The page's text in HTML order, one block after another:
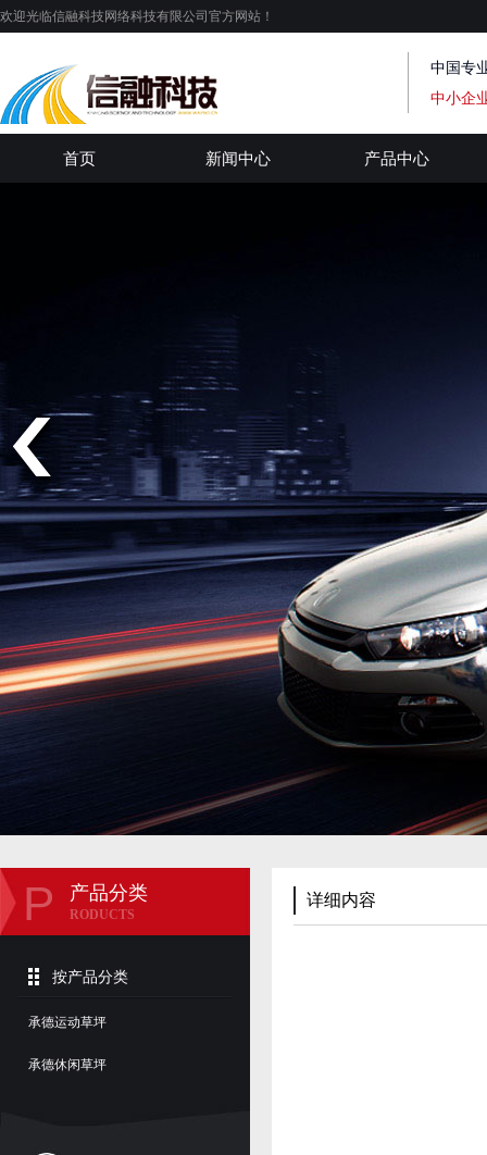
欢迎光临信融科技网络科技有限公司官方网站！
中国专
中小企
首页 新闻中心 产品中心
P 产品分类
RODUCTS
按产品分类
承德运动草坪
承德休闲草坪
详细内容